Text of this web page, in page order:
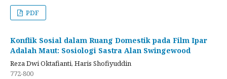
PDF
Konflik Sosial dalam Ruang Domestik pada Film Ipar
Adalah Maut: Sosiologi Sastra Alan Swingewood
Reza Dwi Oktafianti, Haris Shofiyuddin
772-800